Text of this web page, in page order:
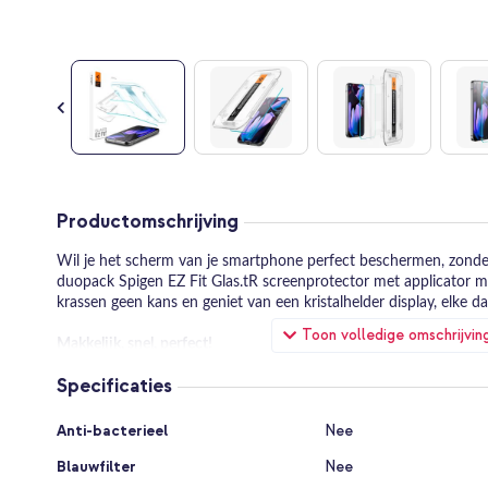
naar
het
begin
van
de
afbeeldingen-
gallerij
Productomschrijving
Toon volledige
Wil je het scherm van je smartphone perfect beschermen,
duopack Spigen EZ Fit Glas.tR screenprotector met applicator
krassen geen kans en geniet van een kristalhelder display, elke
langer bang te zijn voor luchtbellen of scheve plaatsing. De
frustratie, zodat je direct kunt genieten van een optimaal
Specificaties
Specificaties
Anti-bacterieel
Nee
Blauwfilter
Nee